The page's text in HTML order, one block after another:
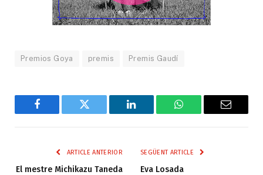
Premios Goya premis Premis Gaudí
Facebook Twitter LinkedIn WhatsAppEmail
ARTICLE ANTERIOR
El mestre Michikazu Taneda
SEGÜENT ARTICLE
Eva Losada